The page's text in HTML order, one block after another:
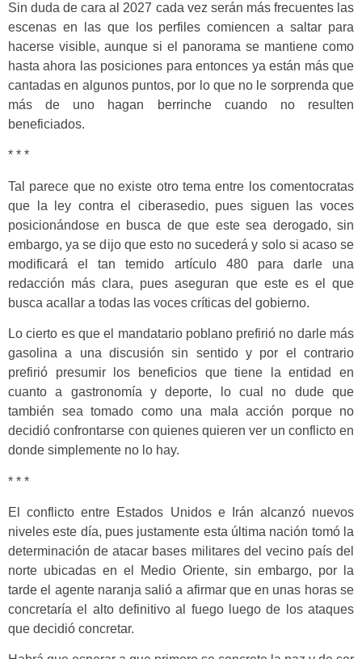
Sin duda de cara al 2027 cada vez serán más frecuentes las
escenas en las que los perfiles comiencen a saltar para
hacerse visible, aunque si el panorama se mantiene como
hasta ahora las posiciones para entonces ya están más que
cantadas en algunos puntos, por lo que no le sorprenda que
más de uno hagan berrinche cuando no resulten
beneficiados.
* * *
Tal parece que no existe otro tema entre los comentocratas
que la ley contra el ciberasedio, pues siguen las voces
posicionándose en busca de que este sea derogado, sin
embargo, ya se dijo que esto no sucederá y solo si acaso se
modificará el tan temido artículo 480 para darle una
redacción más clara, pues aseguran que este es el que
busca acallar a todas las voces críticas del gobierno.
Lo cierto es que el mandatario poblano prefirió no darle más
gasolina a una discusión sin sentido y por el contrario
prefirió presumir los beneficios que tiene la entidad en
cuanto a gastronomía y deporte, lo cual no dude que
también sea tomado como una mala acción porque no
decidió confrontarse con quienes quieren ver un conflicto en
donde simplemente no lo hay.
* * *
El conflicto entre Estados Unidos e Irán alcanzó nuevos
niveles este día, pues justamente esta última nación tomó la
determinación de atacar bases militares del vecino país del
norte ubicadas en el Medio Oriente, sin embargo, por la
tarde el agente naranja salió a afirmar que en unas horas se
concretaría el alto definitivo al fuego luego de los ataques
que decidió concretar.